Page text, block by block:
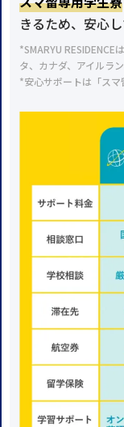
きるため、安心
*SMARYU
タ、カナダ、アイルラ
*安心サポートは「スマ